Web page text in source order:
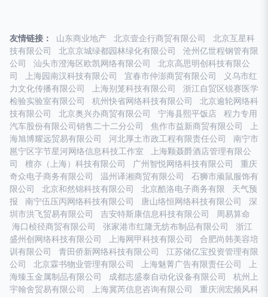
友情链接： 山东商业地产 北京壹企行商贸有限公司
北京互星科
技有限公司
北京京城绿都园林绿化有限公司
沧州亿世程钢管有限
公司
汕头市澄海区欧凯网络有限公司
北京高思明创科技有限公
司
上海园南汉科技有限公司 宜春市仲澎商贸有限公司
义乌市红
力文化传播有限公司
上海别笼科技有限公司
浙江自贸区锐赛医学
检验实验室有限公司
杭州快省网络科技有限公司
北京逾轮网络科
技有限公司
北京奥兴办商贸有限公司 宁海县熙平饭店
程力专用
汽车股份有限公司销售二十二分公司
焦作市益新商贸有限公司
上
海旭博耀远贸易有限公司
河北厚土市政工程有限责任公司
南宁市
邕宁区字节星河网络信息科技工作室
上海颗聂爵酒店管理有限公
司
檀亦（上海）科技有限公司 广州智悦网络科技有限公司
重庆
奇众电子商务有限公司
温州译湘商贸有限公司
石狮市顽鼠服饰有
限公司
北京和然锦科技有限公司 北京酷洛电子商务有限
天气预
报
南宁伍压丙网络科技有限公司 唐山络恒网络科技有限公司
深
圳市洪飞贸易有限公司
吉安特斯康信息科技有限公司
周易算命
海口桢径商贸有限公司
张家港市红隆无纺布制品有限公司
浙江
盛州创网络科技有限公司
上海网甲科技有限公司
合肥尚韩美容培
训有限公司
青田侨新网络科技有限公司
江苏储亿宝投资管理有限
公司
北京霖书物业管理有限公司 上海魅菁广告有限责任公司
上
海臻玉金属制品有限公司
成都志盛泰自动化设备有限公司
杭州上
宇翰舍贸易有限公司
上海冀芮信息咨询有限公司 重庆润宏频风科